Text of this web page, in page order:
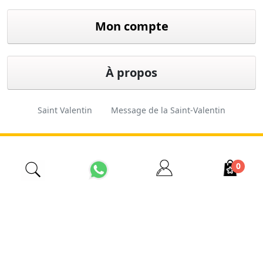
0
Mon compte
À propos
Saint Valentin Message de la Saint-Valentin
İzmir Çiçekçi Fleuriste pas cher Ordre des fleurs